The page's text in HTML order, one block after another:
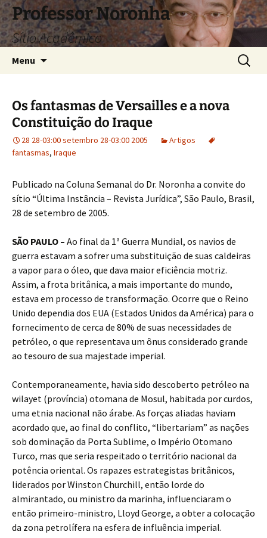
Pular
para
o
conteúdo
Professor Noronha
Sítio Acadêmico
Menu
por:
Os fantasmas de Versailles e a nova
Constituição do Iraque
28 28-03:00 setembro 28-03:00 2005
Artigos
fantasmas, Iraque
Publicado na Coluna Semanal do Dr. Noronha a convite do
sítio “Última Instância – Revista Jurídica”, São Paulo, Brasil,
28 de setembro de 2005.
SÃO PAULO – Ao final da 1ª Guerra Mundial, os navios de
guerra estavam a sofrer uma substituição de suas caldeiras
a vapor para o óleo, que dava maior eficiência motriz.
Assim, a frota britânica, a mais importante do mundo,
estava em processo de transformação. Ocorre que o Reino
Unido dependia dos EUA (Estados Unidos da América) para o
fornecimento de cerca de 80% de suas necessidades de
petróleo, o que representava um ônus considerado grande
ao tesouro de sua majestade imperial.
Contemporaneamente, havia sido descoberto petróleo na
wilayet (província) otomana de Mosul, habitada por curdos,
uma etnia nacional não árabe. As forças aliadas haviam
acordado que, ao final do conflito, “libertariam” as nações
sob dominação da Porta Sublime, o Império Otomano
Turco, mas que seria respeitado o território nacional da
potência oriental. Os rapazes estrategistas britânicos,
liderados por Winston Churchill, então lorde do
almirantado, ou ministro da marinha, influenciaram o
então primeiro-ministro, Lloyd George, a obter a colocação
da zona petrolífera na esfera de influência imperial.